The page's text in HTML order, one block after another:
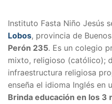
Instituto Fasta Niño Jesús
Lobos, provincia de
Perón 235. Es un colegio
mixto, religioso (católico);
infraestructura religiosa
enseña el idioma Inglés en
Brinda educación en los 3